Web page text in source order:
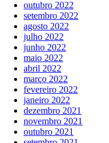
outubro 2022
setembro 2022
agosto 2022
julho 2022
junho 2022
maio 2022
abril 2022
março 2022
fevereiro 2022
janeiro 2022
dezembro 2021
novembro 2021
outubro 2021